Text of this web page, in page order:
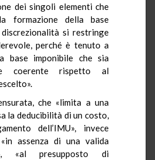
dei singoli elementi che
formazione della base
si restringe
perché è tenuto a
base imponibile che sia
coerente rispetto al
che «limita a una
la deducibilità di un costo,
dell’IMU», invece
assenza di una valida
«al presupposto di